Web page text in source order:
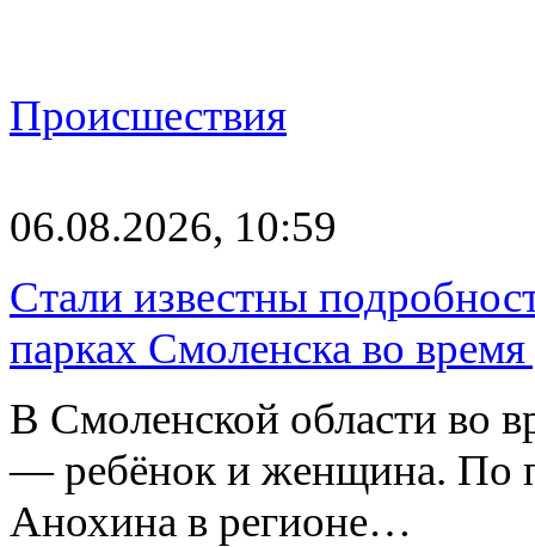
Происшествия
06.08.2026, 10:59
Стали известны
парках Смоленска во время
В Смоленской области во
— ребёнок и женщина. По
Анохина в регионе…